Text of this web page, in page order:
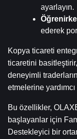
ayarlayın.
ederek
Kopya ticareti
ticaretini
deneyimli
etmelerine yardımcı
Bu özellikler,
başlayanlar için
Destekleyici bir